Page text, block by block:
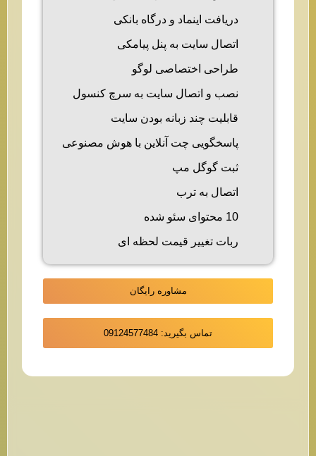
دریافت اینماد و درگاه بانکی
اتصال سایت به پنل پیامکی
طراحی اختصاصی لوگو
نصب و اتصال سایت به سرچ کنسول
قابلیت چند زبانه بودن سایت
پاسخگویی چت آنلاین با هوش مصنوعی
ثبت گوگل مپ
اتصال به ترب
10 محتوای سئو شده
ربات تغییر قیمت لحظه ای
مشاوره رایگان
تماس بگیرید: 09124577484